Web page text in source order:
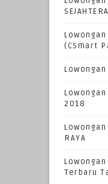
SEJAHTERA
(CSmart
Lowongan
2018
Lowongan
RAYA
Lowongan
Terbaru